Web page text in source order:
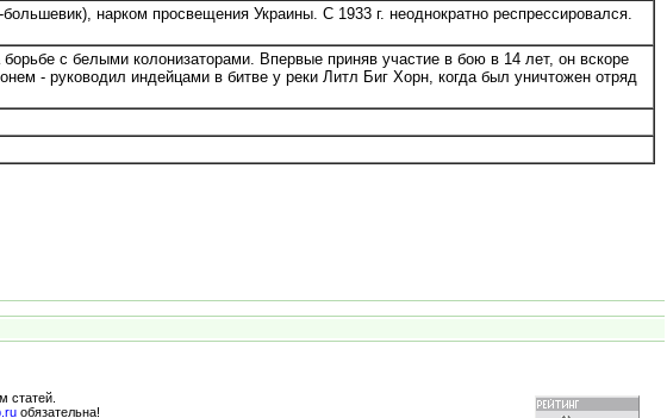
нарком просвещения Украины. С 1933 г. неоднократно респрессировался.
с белыми колонизаторами. Впервые приняв участие в бою в 14 лет, он вскоре
- руководил индейцами в битве у реки Литл Биг Хорн, когда был уничтожен отряд
статей.
обязательна!